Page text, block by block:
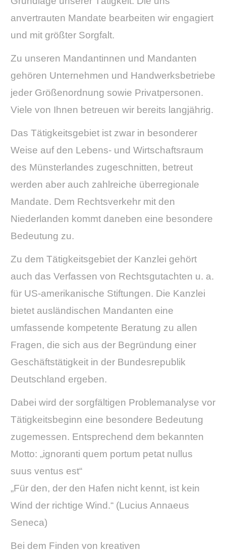
anvertrauten Mandate bearbeiten wir engagiert
und mit größter Sorgfalt.
Zu unseren Mandantinnen und Mandanten
gehören Unternehmen und Handwerksbetriebe
jeder Größenordnung sowie Privatpersonen.
Viele von Ihnen betreuen wir bereits langjährig.
Das Tätigkeitsgebiet ist zwar in besonderer
Weise auf den Lebens- und Wirtschaftsraum
des Münsterlandes zugeschnitten, betreut
werden aber auch zahlreiche überregionale
Mandate. Dem Rechtsverkehr mit den
Niederlanden kommt daneben eine besondere
Bedeutung zu.
Zu dem Tätigkeitsgebiet der Kanzlei gehört
auch das Verfassen von Rechtsgutachten u. a.
für US-amerikanische Stiftungen. Die Kanzlei
bietet ausländischen Mandanten eine
umfassende kompetente Beratung zu allen
Fragen, die sich aus der Begründung einer
Geschäftstätigkeit in der Bundesrepublik
Deutschland ergeben.
Dabei wird der sorgfältigen Problemanalyse vor
Tätigkeitsbeginn eine besondere Bedeutung
zugemessen. Entsprechend dem bekannten
Motto: „ignoranti quem portum petat nullus
suus ventus est“
„Für den, der den Hafen nicht kennt, ist kein
Wind der richtige Wind.“ (Lucius Annaeus
Seneca)
Bei dem Finden von kreativen